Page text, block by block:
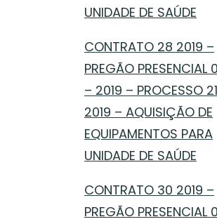
UNIDADE DE SAÚDE
CONTRATO 28 2019 –
PREGÃO PRESENCIAL
– 2019 – PROCESSO 21
2019 – AQUISIÇÃO DE
EQUIPAMENTOS PARA
UNIDADE DE SAÚDE
CONTRATO 30 2019 –
PREGÃO PRESENCIAL